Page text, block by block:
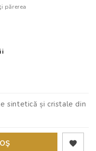
părerea
sintetică și cristale din